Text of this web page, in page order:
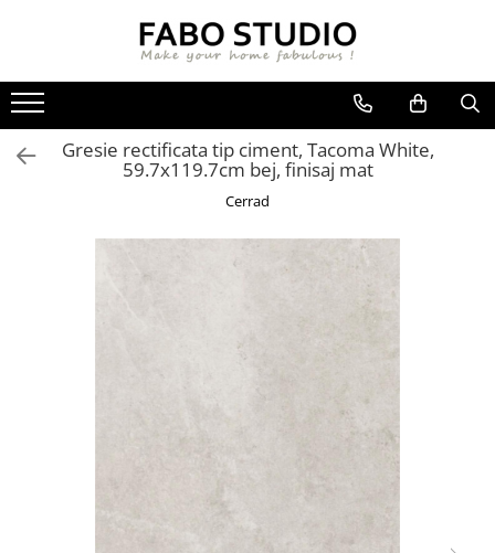
GRESIE INTERIOR
GRESIE EXTERIOR
FAIANTA
PIESE DECORATIVE
CANAPELE
CUIEREGresie rectificata tip ciment, Tacoma White,
59.7x119.7cm bej, finisaj mat
Cerrad